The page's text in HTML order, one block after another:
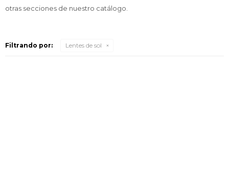
otras secciones de nuestro catálogo.
Filtrando por: Lentes de sol